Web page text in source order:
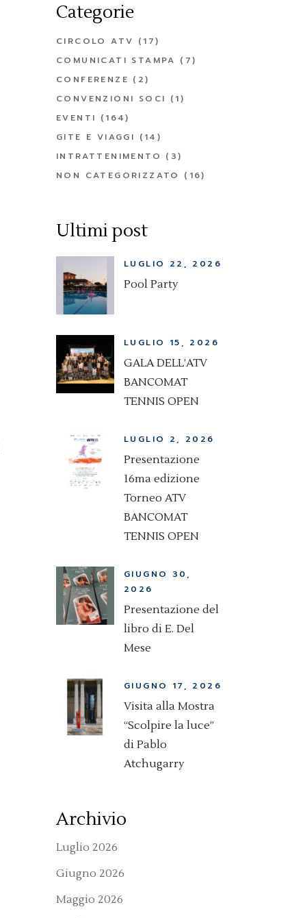
Categorie
CIRCOLO ATV (17)
COMUNICATI STAMPA (7)
CONFERENZE (2)
CONVENZIONI SOCI (1)
EVENTI (164)
GITE E VIAGGI (14)
INTRATTENIMENTO (3)
NON CATEGORIZZATO
(16)
Ultimi post
LUGLIO 22, 2026
Pool Party
LUGLIO 15, 2026
GALA DELL’ATV
BANCOMAT
TENNIS OPEN
LUGLIO 2, 2026
Presentazione
16ma edizione
Torneo ATV
BANCOMAT
TENNIS OPEN
GIUGNO 30,
2026
Presentazione del
libro di E. Del
Mese
GIUGNO 17, 2026
Visita alla Mostra
“Scolpire la luce”
di Pablo
Atchugarry
Archivio
Luglio 2026
Giugno 2026
Maggio 2026